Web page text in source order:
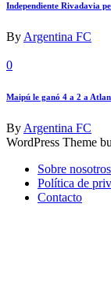
Independiente Rivadavia
By Argentina FC
0
Maipú le ganó 4 a 2 a
By Argentina FC
WordPress Theme
Sobre nosotros
Política de
Contacto